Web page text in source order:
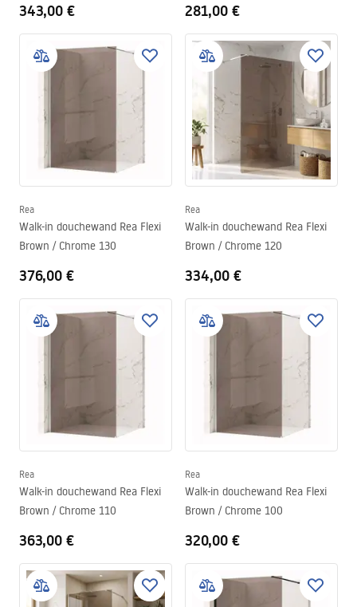
343,00 € 281,00 €
Rea
Walk-in douchewand Rea Flexi
Brown / Chrome 130
376,00 €
Rea
Walk-in douchewand Rea Flexi
Brown / Chrome 120
334,00 €
Rea
Walk-in douchewand Rea Flexi
Brown / Chrome 110
363,00 €
Rea
Walk-in douchewand Rea Flexi
Brown / Chrome 100
320,00 €